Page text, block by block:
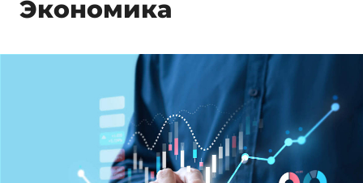
Экономика